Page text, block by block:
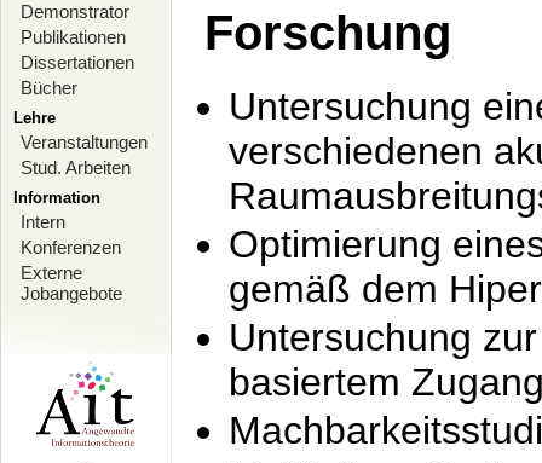
Demonstrator
Publikationen
Dissertationen
Bücher
Lehre
Veranstaltungen
Stud. Arbeiten
Information
Intern
Konferenzen
Externe
Jobangebote
Forschung
Untersuchung
verschiedenen
Optimierung
gemäß dem
Untersuchung
basiertem